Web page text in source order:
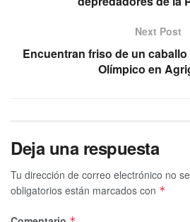
Next Post
Encuentran friso de un
Olímpico en
Deja una respuesta
Tu dirección de correo electrónico no
obligatorios están marcados con *